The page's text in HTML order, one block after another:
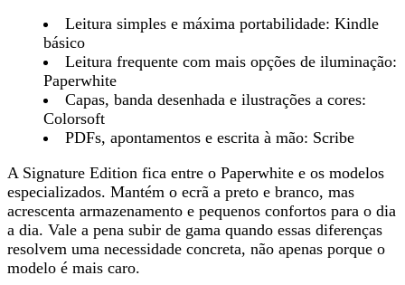
Leitura simples e máxima portabilidade: Kindle
básico
Leitura frequente com mais opções de iluminação:
Paperwhite
Capas, banda desenhada e ilustrações a cores:
Colorsoft
PDFs, apontamentos e escrita à mão: Scribe
A Signature Edition fica entre o Paperwhite e os modelos
especializados. Mantém o ecrã a preto e branco, mas
acrescenta armazenamento e pequenos confortos para o dia
a dia. Vale a pena subir de gama quando essas diferenças
resolvem uma necessidade concreta, não apenas porque o
modelo é mais caro.